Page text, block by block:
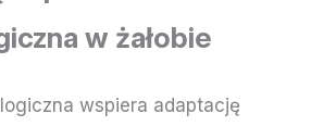
w żałobie
wspiera adaptację